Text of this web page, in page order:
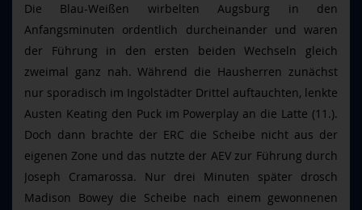
Die Blau-Weißen wirbelten Augsburg in den
Anfangsminuten ordentlich durcheinander und waren
der Führung in den ersten beiden Wechseln gleich
zweimal ganz nah. Während die Hausherren zunächst
nur sporadisch im Ingolstädter Drittel auftauchten, lenkte
Austen Keating den Puck im Powerplay an die Latte (11.).
Doch dann brachte der ERC die Scheibe nicht aus der
eigenen Zone und das nutzte der AEV zur Führung durch
Joseph Cramarossa. Nur drei Minuten später drosch
Madison Bowey die Scheibe nach einem gewonnenen